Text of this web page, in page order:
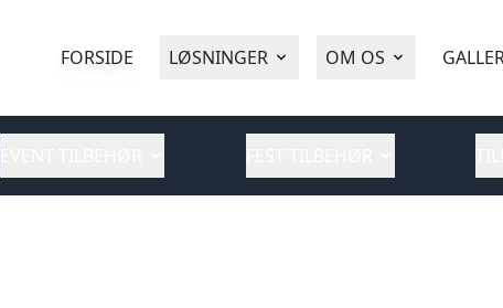
FORSIDE LØSNINGER OM OS